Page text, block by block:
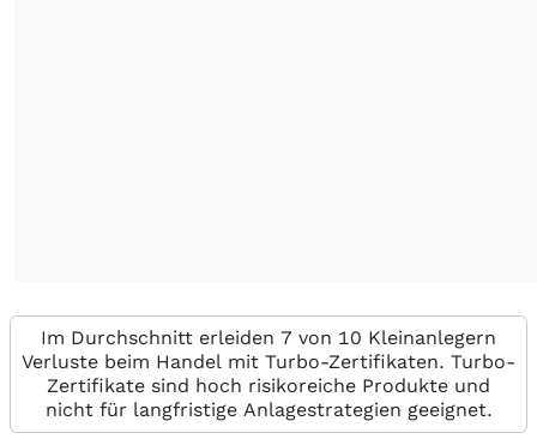
Im Durchschnitt erleiden 7 von 10 Kleinanlegern
Verluste beim Handel mit Turbo-Zertifikaten. Turbo-
Zertifikate sind hoch risikoreiche Produkte und
nicht für langfristige Anlagestrategien geeignet.